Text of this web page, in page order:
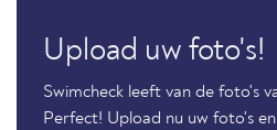
Upload uw foto's!
Swimcheck leeft van de foto's
Perfect! Upload nu uw foto's